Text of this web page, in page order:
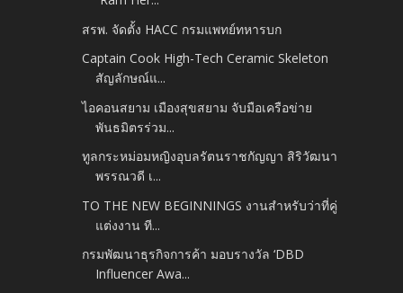
สรพ. จัดตั้ง HACC กรมแพทย์ทหารบก
Captain Cook High-Tech Ceramic Skeleton
สัญลักษณ์แ...
ไอคอนสยาม เมืองสุขสยาม จับมือเครือข่าย
พันธมิตรร่วม...
ทูลกระหม่อมหญิงอุบลรัตนราชกัญญา สิริวัฒนา
พรรณวดี เ...
TO THE NEW BEGINNINGS งานสำหรับว่าที่คู่
แต่งงาน ที...
กรมพัฒนาธุรกิจการค้า มอบรางวัล ‘DBD
Influencer Awa...